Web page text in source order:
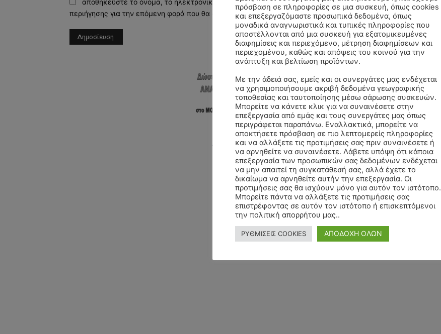
αποθηκεύστε το όνομα, το ηλεκτρονικό ταχυδρομείο και τον ιστότοπό μου σε αυτό το πρόγραμμα
περιήγησης για την επόμενη φορά που θα σχολιάσω.
πρόσβαση σε πληροφορίες σε μια συσκευή, όπως cookies
και επεξεργαζόμαστε προσωπικά δεδομένα, όπως
μοναδικά αναγνωριστικά και τυπικές πληροφορίες που
αποστέλλονται από μια συσκευή για εξατομικευμένες
διαφημίσεις και περιεχόμενο, μέτρηση διαφημίσεων και
περιεχομένου, καθώς και απόψεις του κοινού για την
ανάπτυξη και βελτίωση προϊόντων.
Με την άδειά σας, εμείς και οι συνεργάτες μας ενδέχεται
να χρησιμοποιήσουμε ακριβή δεδομένα γεωγραφικής
τοποθεσίας και ταυτοποίησης μέσω σάρωσης συσκευών.
Μπορείτε να κάνετε κλικ για να συναινέσετε στην
επεξεργασία από εμάς και τους συνεργάτες μας όπως
περιγράφεται παραπάνω. Εναλλακτικά, μπορείτε να
αποκτήσετε πρόσβαση σε πιο λεπτομερείς πληροφορίες
και να αλλάξετε τις προτιμήσεις σας πριν συναινέσετε ή
να αρνηθείτε να συναινέσετε. Λάβετε υπόψη ότι κάποια
επεξεργασία των προσωπικών σας δεδομένων ενδέχεται
να μην απαιτεί τη συγκατάθεσή σας, αλλά έχετε το
δικαίωμα να αρνηθείτε αυτήν την επεξεργασία. Οι
προτιμήσεις σας θα ισχύουν μόνο για αυτόν τον ιστότοπο.
Μπορείτε πάντα να αλλάξετε τις προτιμήσεις σας
επιστρέφοντας σε αυτόν τον ιστότοπο ή επισκεπτόμενοι
την πολιτική απορρήτου μας..
ΡΥΘΜΙΣΕΙΣ COOKIES ΑΠΟΔΟΧΗ ΟΛΩΝ